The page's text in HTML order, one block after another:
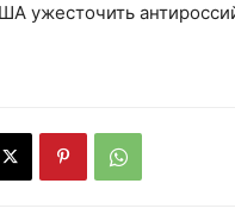
ужесточить